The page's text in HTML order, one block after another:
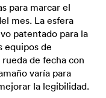
para marcar el
mes. La esfera
patentado para la
equipos de
de fecha con
varía para
la legibilidad.